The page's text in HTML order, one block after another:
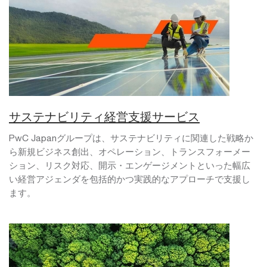
サステナビリティ経営支援サービス
PwC Japanグループは、サステナビリティに関連した戦略か
ら新規ビジネス創出、オペレーション、トランスフォーメー
ション、リスク対応、開示・エンゲージメントといった幅広
い経営アジェンダを包括的かつ実践的なアプローチで支援し
ます。